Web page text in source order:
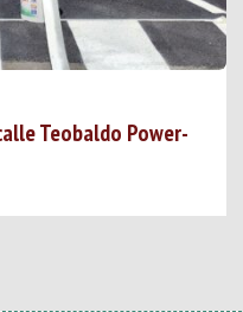
Teobaldo Power-